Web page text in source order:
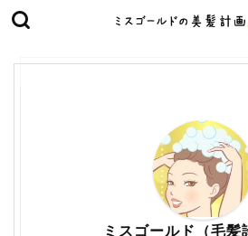
ミスゴールド（毛髪